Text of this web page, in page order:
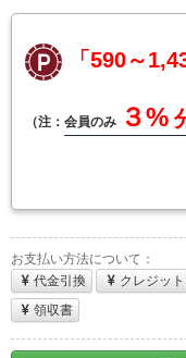
「590～
（注： 会員のみ ３%
お支払い方法について：
代金引換
クレジッ
領収書